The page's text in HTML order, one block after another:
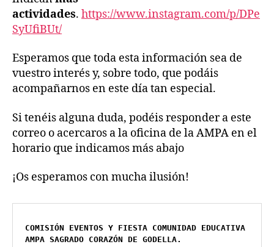
actividades. https://www.instagram.com/p/DPe
SyUfiBUt/
Esperamos que toda esta información sea de
vuestro interés y, sobre todo, que podáis
acompañarnos en este día tan especial.
Si tenéis alguna duda, podéis responder a este
correo o acercaros a la oficina de la AMPA en el
horario que indicamos más abajo
¡Os esperamos con mucha ilusión!
AMPA SAGRADO CORAZÓN DE GODELLA.